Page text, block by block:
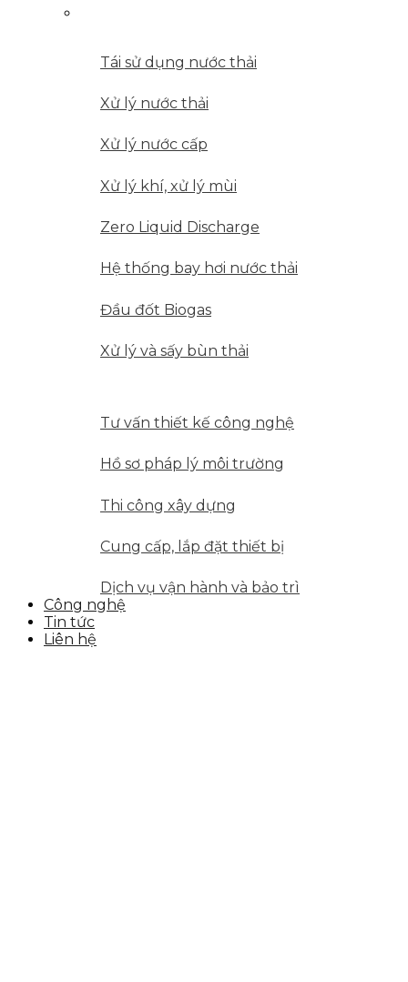
Tái sử dụng nước thải
Xử lý nước thải
Xử lý nước cấp
Xử lý khí, xử lý mùi
Zero Liquid Discharge
Hệ thống bay hơi nước thải
Đầu đốt Biogas
Xử lý và sấy bùn thải
Tư vấn thiết kế công nghệ
Hồ sơ pháp lý môi trường
Thi công xây dựng
Cung cấp, lắp đặt thiết bị
Dịch vụ vận hành và bảo trì
Công nghệ
Tin tức
Liên hệ